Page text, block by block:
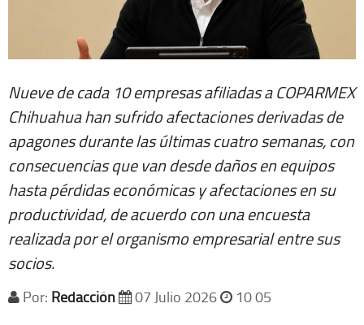
Nueve de cada 10 empresas afiliadas a COPARMEX
Chihuahua han sufrido afectaciones derivadas de
apagones durante las últimas cuatro semanas, con
consecuencias que van desde daños en equipos
hasta pérdidas económicas y afectaciones en su
productividad, de acuerdo con una encuesta
realizada por el organismo empresarial entre sus
socios.
Por: Redacción 07 Julio 2026 10 05